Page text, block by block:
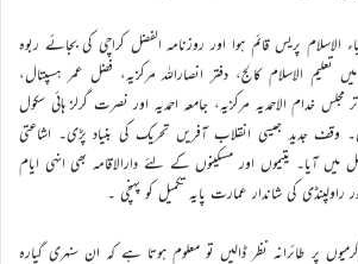
الاسلام پریس قائم ہوا اور روزنامہ الفضل کراچی کی بجائے ربوہ
الاسلام کالج، دفتر انصاراللہ مرکزیہ، فضل عمر ہسپتال،
مجلس خدام الاحمدیہ مرکزیہ، جامعہ احمدیہ اور نصرت گرلز ہائی سکول
وقف جدید جیسی انقلاب آفریں تحریک کی بنیاد پڑی۔ اشاعتی
میں آیا۔ یتیموں اور مسکینوں کے لئے دارالاقامہ بھی انہی ایام
کی شاندار عمارت پایہ تکمیل کو پہنچی ۔
پر طائرانہ نظر ڈالیں تو معلوم ہوتا ہے کہ ان سنہری گیارہ